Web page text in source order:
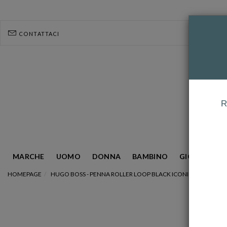
CONTATTACI
MARCHE UOMO DONNA BAMBINO GIOIELLERIA
HOMEPAGE HUGO BOSS - PENNA ROLLER LOOP BLACK ICONIC REF.